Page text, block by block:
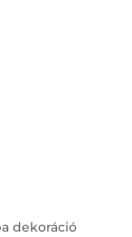
dekoráció